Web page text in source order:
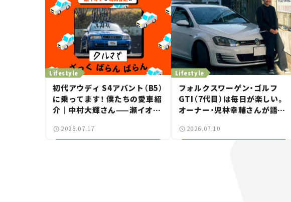
Lifestyle
初代アウディ S4アバント（B5）
に乗ってます！ 僕たちの愛車紹
介｜中村大輝さん——瀬イオナ
ばらんばらん！」＃20
2026.07.17
Lifestyle
フォルクスワーゲン・ゴルフ
GTI（7代目）は毎日が楽しい。
オーナー・児林幸輔さんが語
ー”の魅力
2026.07.10